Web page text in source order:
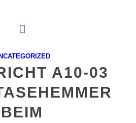
A10-03
BEIM